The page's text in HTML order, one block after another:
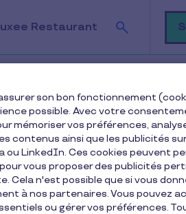
Restaurant
Articles dans la
son bon fonctionnement
possible. Avec votre
mémoriser vos préférences,
contenus ainsi que les publicités
ou LinkedIn. Ces cookies peuvent
vous proposer des publicités
Cela n'est possible que si vous
à nos partenaires. Vous pouvez
ou gérer vos préférences.